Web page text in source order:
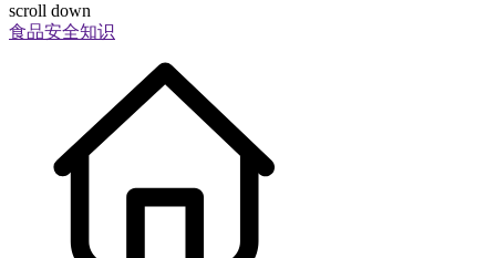
scroll down
食品安全知识